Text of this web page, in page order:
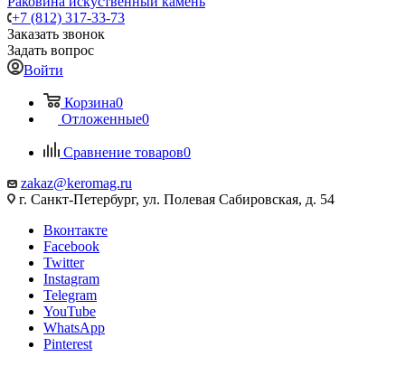
+7 (812) 317-33-73
Заказать звонок
Задать вопрос
Войти
Корзина0
Отложенные0
Сравнение товаров0
zakaz@keromag.ru
г. Санкт-Петербург, ул. Полевая Сабировская, д. 54
Вконтакте
Facebook
Twitter
Instagram
Telegram
YouTube
WhatsApp
Pinterest